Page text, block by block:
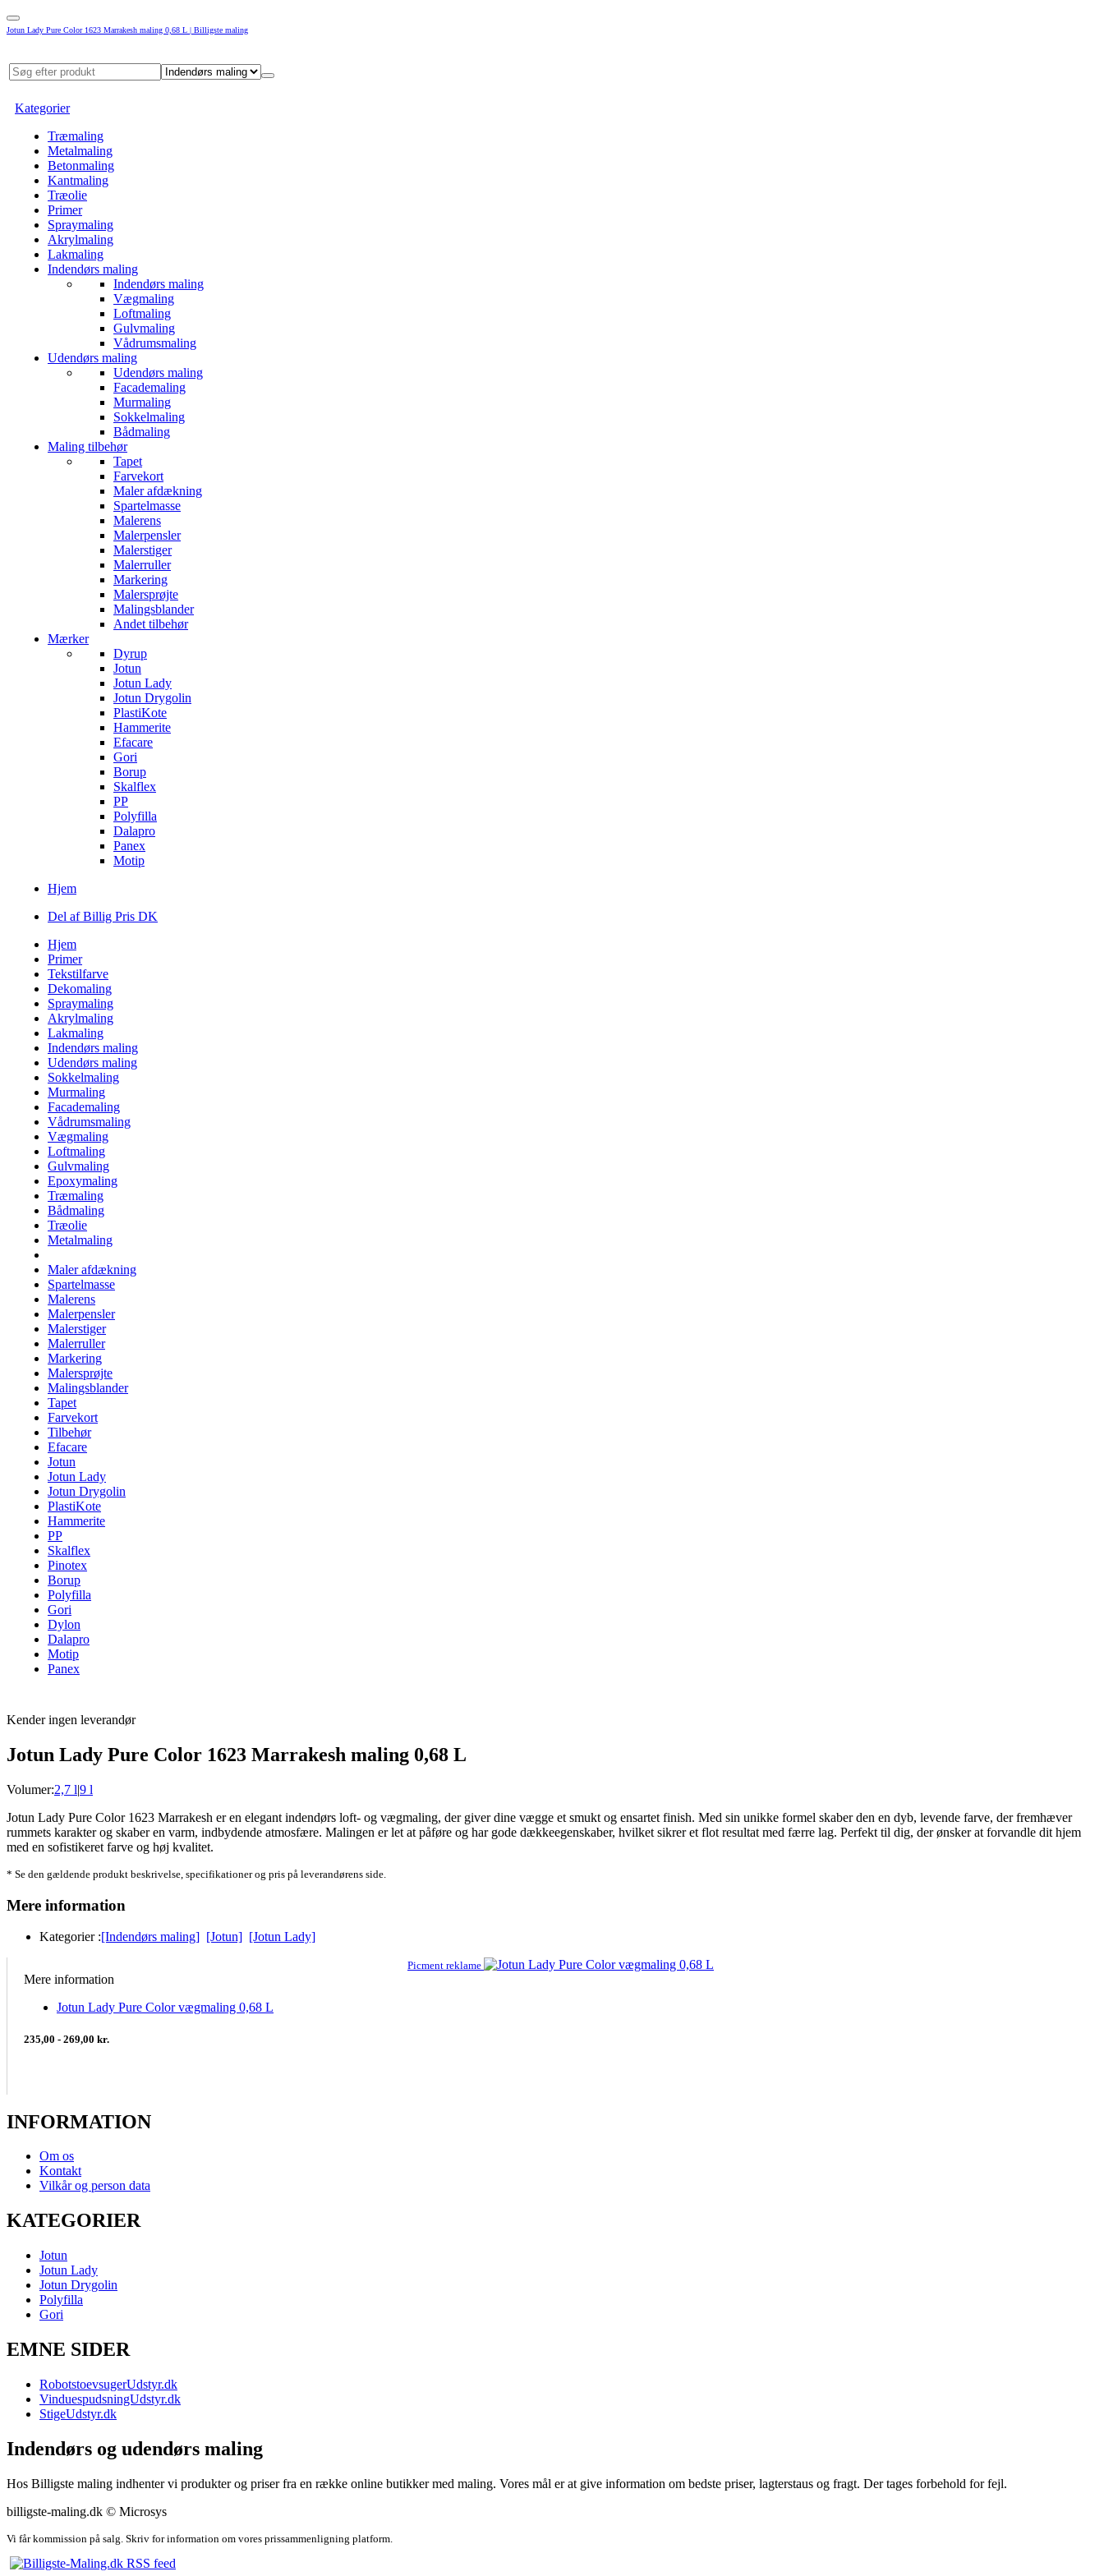
Jotun Lady Pure Color 1623 Marrakesh maling 0,68 L | Billigste maling
Kategorier
Træmaling
Metalmaling
Betonmaling
Kantmaling
Træolie
Primer
Spraymaling
Akrylmaling
Lakmaling
Indendørs maling
Indendørs maling
Vægmaling
Loftmaling
Gulvmaling
Vådrumsmaling
Udendørs maling
Udendørs maling
Facademaling
Murmaling
Sokkelmaling
Bådmaling
Maling tilbehør
Tapet
Farvekort
Maler afdækning
Spartelmasse
Malerens
Malerpensler
Malerstiger
Malerruller
Markering
Malersprøjte
Malingsblander
Andet tilbehør
Mærker
Dyrup
Jotun
Jotun Lady
Jotun Drygolin
PlastiKote
Hammerite
Efacare
Gori
Borup
Skalflex
PP
Polyfilla
Dalapro
Panex
Motip
Hjem
Del af Billig Pris DK
Hjem
Primer
Tekstilfarve
Dekomaling
Spraymaling
Akrylmaling
Lakmaling
Indendørs maling
Udendørs maling
Sokkelmaling
Murmaling
Facademaling
Vådrumsmaling
Vægmaling
Loftmaling
Gulvmaling
Epoxymaling
Træmaling
Bådmaling
Træolie
Metalmaling
Maler afdækning
Spartelmasse
Malerens
Malerpensler
Malerstiger
Malerruller
Markering
Malersprøjte
Malingsblander
Tapet
Farvekort
Tilbehør
Efacare
Jotun
Jotun Lady
Jotun Drygolin
PlastiKote
Hammerite
PP
Skalflex
Pinotex
Borup
Polyfilla
Gori
Dylon
Dalapro
Motip
Panex
Kender ingen leverandør
Jotun Lady Pure Color 1623 Marrakesh maling 0,68 L
Volumer:2,7 l|9 l
Jotun Lady Pure Color 1623 Marrakesh er en elegant indendørs loft- og vægmaling, der giver dine vægge et smukt og ensartet finish. Med sin unikke formel skaber den en dyb, levende farve, der fremhæver
rummets karakter og skaber en varm, indbydende atmosfære. Malingen er let at påføre og har gode dækkeegenskaber, hvilket sikrer et flot resultat med færre lag. Perfekt til dig, der ønsker at forvandle dit hjem
med en sofistikeret farve og høj kvalitet.
* Se den gældende produkt beskrivelse, specifikationer og pris på leverandørens side.
Mere information
Kategorier :[Indendørs maling] [Jotun] [Jotun Lady]
Picment reklame
Mere information
Jotun Lady Pure Color vægmaling 0,68 L
235,00 - 269,00 kr.
INFORMATION
Om os
Kontakt
Vilkår og person data
KATEGORIER
Jotun
Jotun Lady
Jotun Drygolin
Polyfilla
Gori
EMNE SIDER
RobotstoevsugerUdstyr.dk
VinduespudsningUdstyr.dk
StigeUdstyr.dk
Indendørs og udendørs maling
Hos Billigste maling indhenter vi produkter og priser fra en række online butikker med maling. Vores mål er at give information om bedste priser, lagterstaus og fragt. Der tages forbehold for fejl.
billigste-maling.dk © Microsys
Vi får kommission på salg. Skriv for information om vores prissammenligning platform.